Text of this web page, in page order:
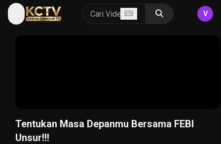
V
Tentukan Masa Depanmu Bersama FEBI
Unsur!!!